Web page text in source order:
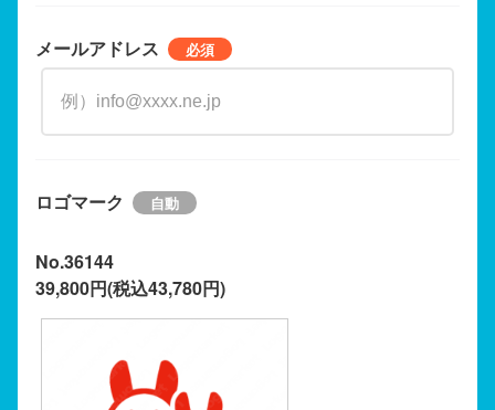
メールアドレス
ロゴマーク
No.36144
39,800円(税込43,780円)